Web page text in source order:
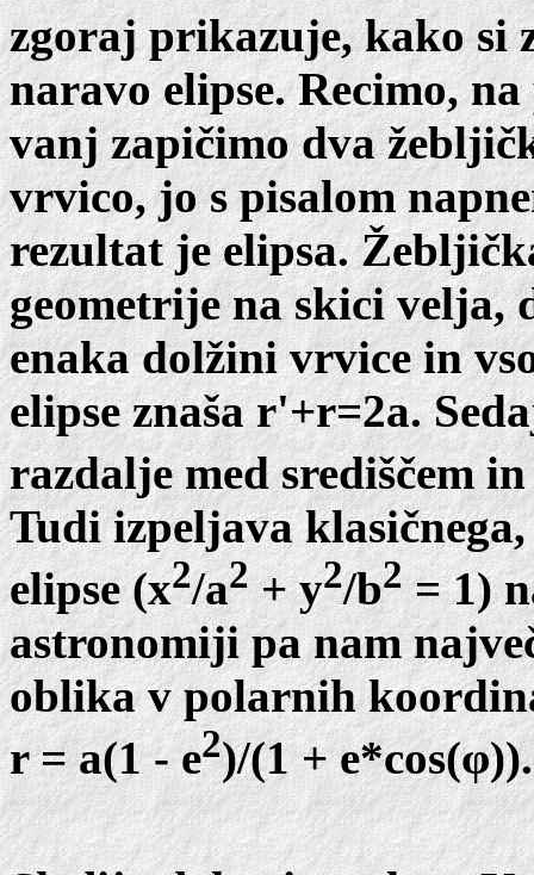
zgoraj prikazuje, kako si
naravo elipse. Recimo,
vanj zapičimo dva
vrvico, jo s pisalom
rezultat je elipsa.
geometrije na skici velja,
enaka dolžini vrvice in
elipse znaša r'+r=2a.
razdalje med središčem
Tudi izpeljava
elipse (x2/a2+ y2/b2= 1)
astronomiji pa nam
oblika v polarnih
r = a(1 - e2)/(1 + e*cos(φ)).